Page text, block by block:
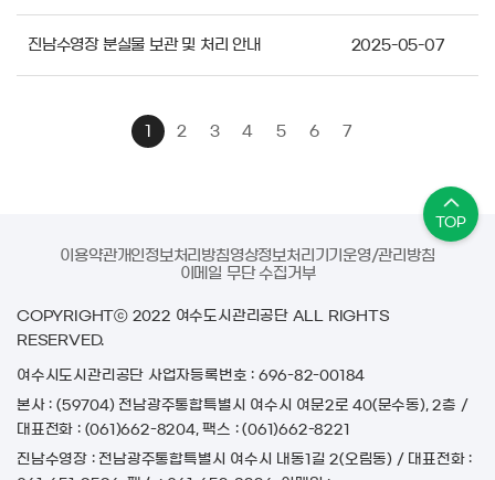
진남수영장 분실물 보관 및 처리 안내 2025-05-07
1 2 3 4 5 6 7
TOP
이용약관개인정보처리방침영상정보처리기기운영/관리방침
이메일 무단 수집거부
COPYRIGHTⓒ 2022 여수도시관리공단 ALL RIGHTS
RESERVED.
여수시도시관리공단 사업자등록번호 : 696-82-00184
본사 : (59704) 전남광주통합특별시 여수시 여문2로 40(문수동), 2층 /
대표전화 : (061)662-8204, 팩스 : (061)662-8221
진남수영장 : 전남광주통합특별시 여수시 내동1길 2(오림동) / 대표전화 :